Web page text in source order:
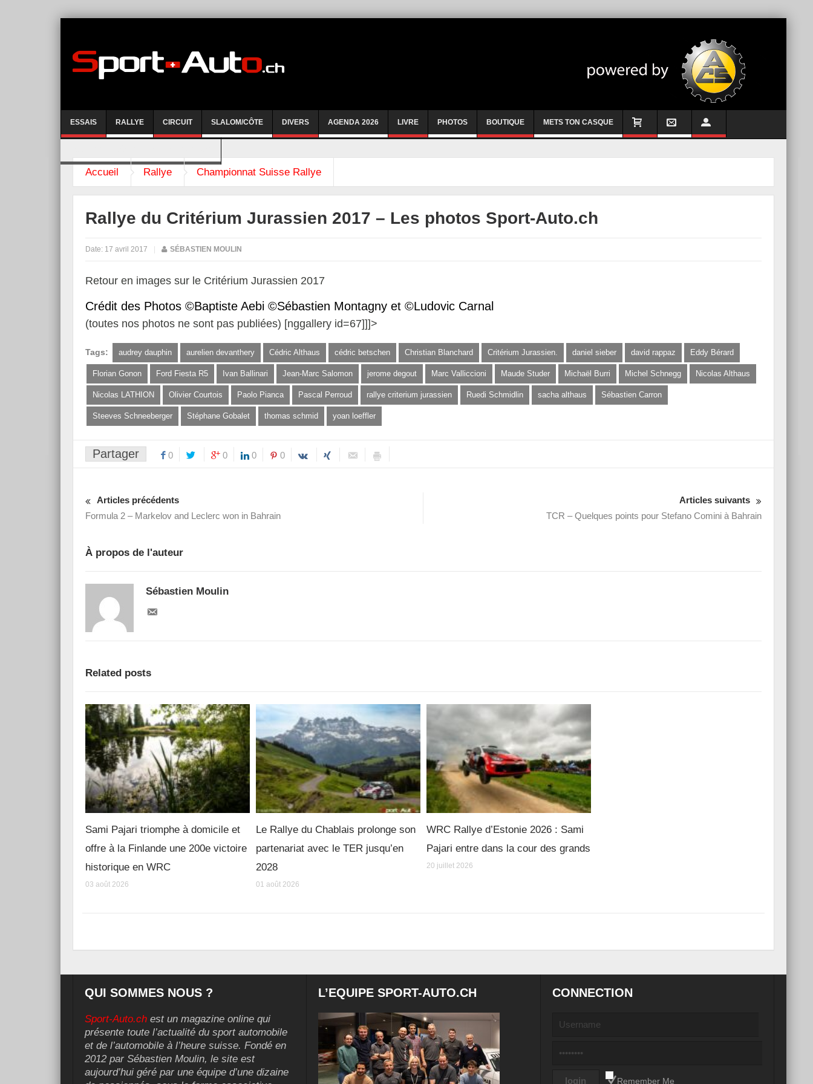
ESSAIS RALLYE CIRCUIT SLALOM/CÔTE DIVERS AGENDA 2026 LIVRE PHOTOS BOUTIQUE METS TON CASQUE
Accueil Rallye Championnat Suisse Rallye
Rallye du Critérium Jurassien 2017 – Les photos Sport-Auto.ch
Date: 17 avril 2017 SÉBASTIEN MOULIN
Retour en images sur le Critérium Jurassien 2017
Crédit des Photos ©Baptiste Aebi ©Sébastien Montagny et ©Ludovic Carnal
(toutes nos photos ne sont pas publiées) [nggallery id=67]]]>
Tags: audrey dauphin aurelien devanthery Cédric Althaus cédric betschen Christian Blanchard Critérium Jurassien. daniel sieber david rappaz Eddy Bérard
Florian Gonon Ford Fiesta R5 Ivan Ballinari Jean-Marc Salomon jerome degout Marc Valliccioni Maude Studer Michaël Burri Michel Schnegg Nicolas Althaus
Nicolas LATHION Olivier Courtois Paolo Pianca Pascal Perroud rallye criterium jurassien Ruedi Schmidlin sacha althaus Sébastien Carron
Steeves Schneeberger Stéphane Gobalet thomas schmid yoan loeffler
Partager 0 0 0 0
Articles précédents
Formula 2 – Markelov and Leclerc won in Bahrain
Articles suivants
TCR – Quelques points pour Stefano Comini à Bahrain
À propos de l'auteur
Sébastien Moulin
Related posts
Sami Pajari triomphe à domicile et
offre à la Finlande une 200e victoire
historique en WRC
03 août 2026
Le Rallye du Chablais prolonge son
partenariat avec le TER jusqu’en
2028
01 août 2026
WRC Rallye d’Estonie 2026 : Sami
Pajari entre dans la cour des grands
20 juillet 2026
QUI SOMMES NOUS ?
Sport-Auto.ch est un magazine online qui
présente toute l’actualité du sport automobile
et de l’automobile à l’heure suisse. Fondé en
2012 par Sébastien Moulin, le site est
aujourd’hui géré par une équipe d’une dizaine
L’EQUIPE SPORT-AUTO.CH CONNECTION
Remember Me